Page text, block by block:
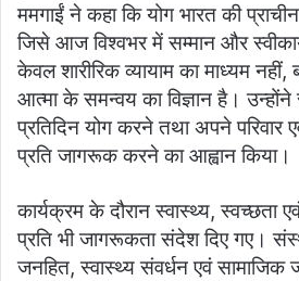
ममगाईं ने कहा कि योग भारत की
जिसे आज विश्वभर में सम्मान और
केवल शारीरिक व्यायाम का माध्यम
आत्मा के समन्वय का विज्ञान है। उन्होंने
प्रतिदिन योग करने तथा अपने परिवार
प्रति जागरूक करने का आह्वान किया।
कार्यक्रम के दौरान स्वास्थ्य, स्वच्छता
प्रति भी जागरूकता संदेश दिए गए।
जनहित, स्वास्थ्य संवर्धन एवं